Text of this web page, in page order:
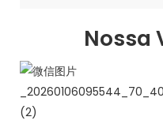
Nossa